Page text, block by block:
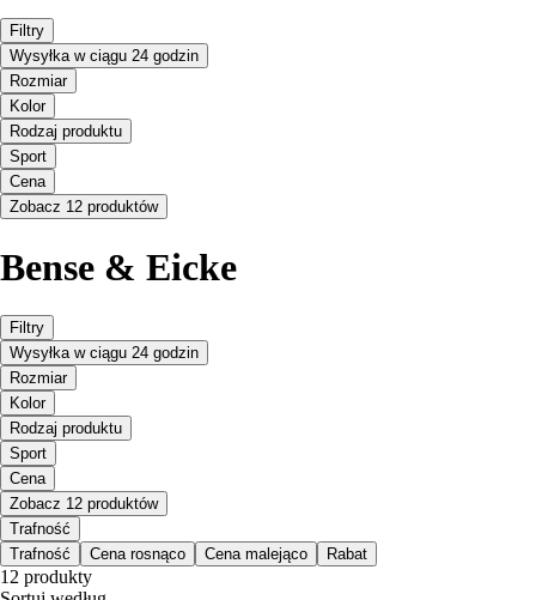
Filtry
Wysyłka w ciągu 24 godzin
Rozmiar
Kolor
Rodzaj produktu
Sport
Cena
Zobacz 12 produktów
Bense & Eicke
Filtry
Wysyłka w ciągu 24 godzin
Rozmiar
Kolor
Rodzaj produktu
Sport
Cena
Zobacz 12 produktów
Trafność
Trafność
Cena rosnąco Cena malejąco Rabat
12 produkty